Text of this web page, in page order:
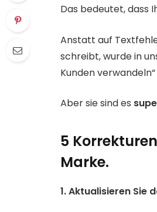
Das bedeutet, dass
Anstatt auf
schreibt, wurde in
Kunden
Aber sie sind es
5
Marke.
1. Aktualisieren Sie